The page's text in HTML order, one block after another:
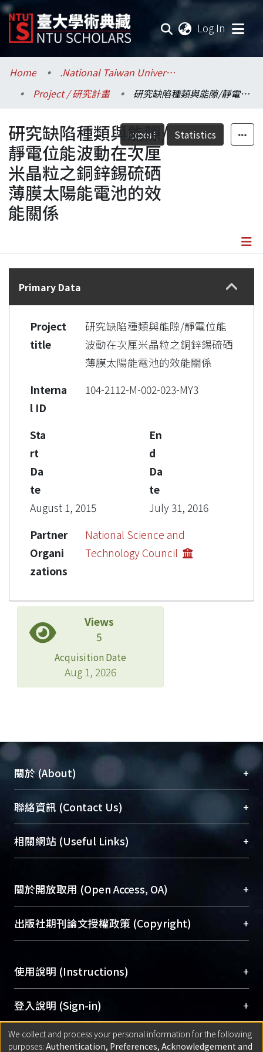
Log In
Communities & Collections
Research Outputs
Fundings & Projects
Researchers
Organizations
Statistics
Home
.National Taiwan University / 國立臺灣大學
Project / 研究計畫
研究缺陷種類與能隙/靜電位能波動在次厘米晶粒之銅鋅錫硫硒薄膜太陽能電池的效能關係
Export Statistics
研究缺陷種類與能隙/
靜電位能波動在次厘
米晶粒之銅鋅錫硫硒
薄膜太陽能電池的效
能關係
Details
Primary Data
Project
title
研究缺陷種類與能隙/靜電位能
波動在次厘米晶粒之銅鋅錫硫硒
薄膜太陽能電池的效能關係
Interna
l ID
104-2112-M-002-023-MY3
Sta
rt
Da
te
August 1, 2015
En
d
Da
te
July 31, 2016
Partner
Organi
zations
National Science and
Technology Council
Views
5
Acquisition Date
Aug 1, 2026
關於 (About) +
臺大位居世界頂尖大學之列，為永久珍藏及向國際
展現本校豐碩的研究成果及學術能量，圖書館整合
機構典藏（NTUR）與學術庫（AH）不同功能平
台，成為臺大學術典藏NTU scholars。期能整合研
成果。
To permanently archive and promote researcher
profiles and scholarly works, Library integrates the
services of “NTU Repository” with “Academic
聯絡資訊 (Contact Us) +
總館學科館員(Main Library)
醫學圖書館學科館員(Medical Library)
Sciences Library)
相關網站 (Useful Links) +
關於開放取用 (Open Access, OA) +
開放取用是從使用者角度提升資訊取用性的社會運
動，應用在學術研究上是透過將研究著作公開供使
用逐年攀升。同時可加速研究發展、提升研究影響
Archive）平台。 （點選深入了解OA）
出版社期刊論文授權政策 (Copyright) +
含部分內容的版權非匯入者所有，或由第三方贊
助與合作完成，請確認該版權所有者及第三方同
意提供此授權。
Please represent that the submission is your
original work, and that you have the right to
grant the rights to upload.
使用說明 (Instructions) +
網站簡介(Quickstart Guide)
使用手冊(Instruction Manual)
線上預約服務(Booking Service)
登入說明 (Sign-in) +
方案一：臺灣大學計算機中心帳號登入
匯入著作 (Submission) +
We collect and process your personal information for the following
purposes: Authentication, Preferences, Acknowledgement and